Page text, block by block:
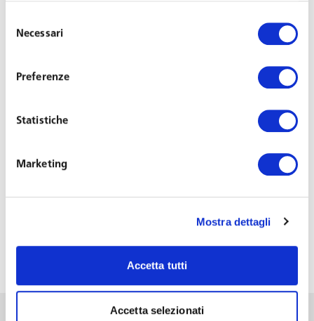
delNecessari
Preferenze
Statistiche
Marketing
Mostra dettagli
Accetta tutti
Accetta selezionati
dello Studio.
Il nuovo eBook fa parte degli innovativi prodotti digitali
ideati da Toffoletto De Luca Tamajo e Soci per i propri
chiedere le credenziali per la App e le Law Maps™, e
Store, dalla App di Toffoletto De Luca Tamajo e Soci e, in